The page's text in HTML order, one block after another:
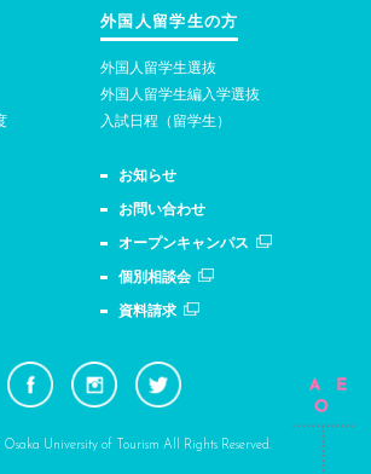
外国人留学生の方
外国人留学生選抜
外国人留学生編入学選抜
入試日程（留学生）
お知らせ
お問い合わせ
オープンキャンパス
個別相談会
資料請求
University of Tourism All Rights Reserved.